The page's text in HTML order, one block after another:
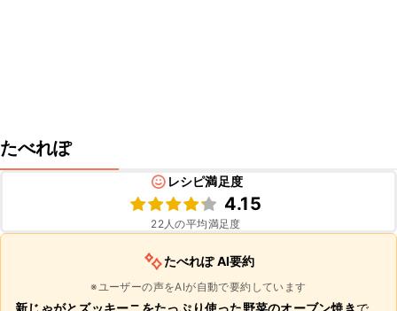
たべれぽ
レシピ満足度
4.15
22人の平均満足度
たべれぽ AI要約
※ユーザーの声をAIが自動で要約しています
新じゃがとズッキーニをたっぷり使った野菜のオーブン焼きで